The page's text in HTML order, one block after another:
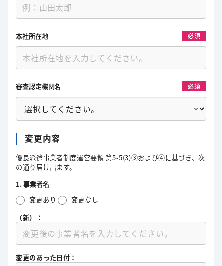
本社所在地 必須
審査認定機関名 必須
変更内容
優良派遣事業者制度運営要領 第5-5(3)③および④に基づき、次
の通り届け出ます。
1. 事業者名
変更あり
変更なし
（新）：
変更のあった日付：